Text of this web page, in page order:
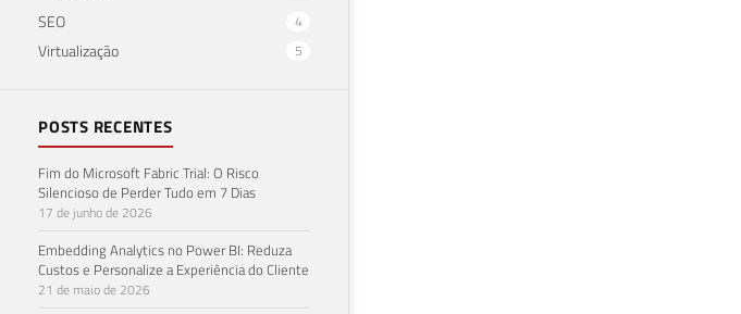
SEO 4
Virtualização 5
POSTS RECENTES
Fim do Microsoft Fabric Trial: O Risco
Silencioso de Perder Tudo em 7 Dias
17 de junho de 2026
Embedding Analytics no Power BI: Reduza
Custos e Personalize a Experiência do Cliente
21 de maio de 2026